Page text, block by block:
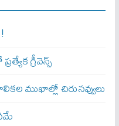
గ్రీవెన్స్
ముఖాల్లో చిరునవ్వులు